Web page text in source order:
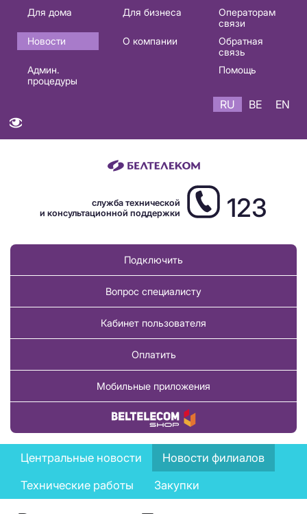
Основная
навигация
RU
Для дома Для бизнеса
Операторам
связи
Новости
О компании
Обратная
связь
Админ.
процедуры
Помощь
RU BE EN
служба технической
и консультационной поддержки
123
Подключить
Вопрос специалисту
Кабинет пользователя
Оплатить
Мобильные приложения
Купить товар
News
menu
Центральные новости
Новости филиалов
Технические работы
Закупки